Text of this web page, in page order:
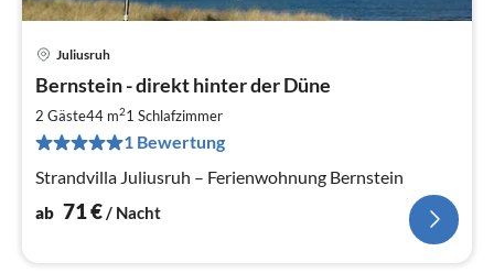
Juliusruh
Bernstein - direkt hinter der Düne
2 Gäste44 m21 Schlafzimmer
1 Bewertung
Strandvilla Juliusruh – Ferienwohnung Bernstein
ab 71€ / Nacht